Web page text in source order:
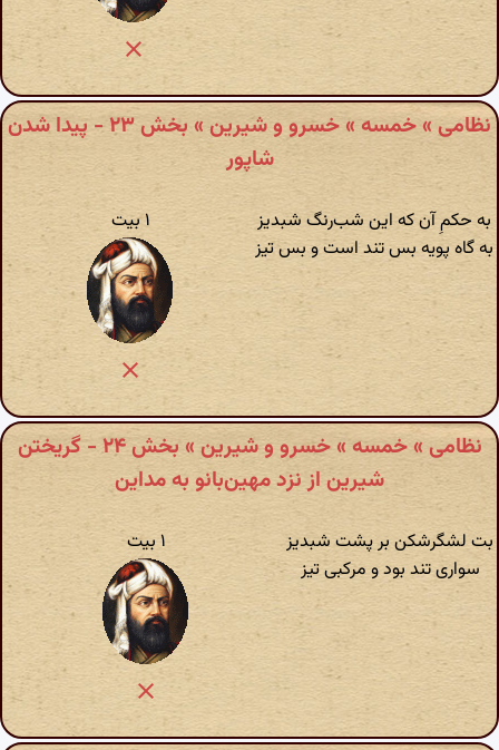
نظامی » خمسه » خسرو و شیرین » بخش ۲۳ - پیدا شدن
شاپور
به حکمِ آن که این شب‌رنگ شبدیز
به گاه پویه بس تند است و بس تیز
۱ بیت
نظامی » خمسه » خسرو و شیرین » بخش ۲۴ - گریختن
شیرین از نزد مهین‌بانو به مداین
بت لشگرشکن بر پشت شبدیز
سواری تند بود و مرکبی تیز
۱ بیت